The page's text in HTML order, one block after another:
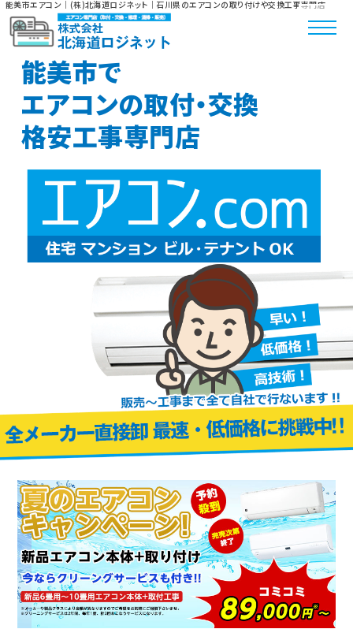
能美市エアコン｜(株)北海道ロジネット｜石川県のエアコンの取り付けや交換工事専門店
能美市で
エアコンの取付・交換
格安工事専門店